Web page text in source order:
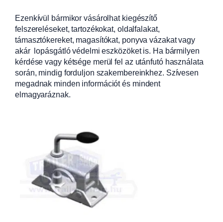
Ezenkívül bármikor vásárolhat kiegészítő
felszereléseket, tartozékokat, oldalfalakat,
támasztókereket, magasítókat, ponyva vázakat vagy
akár lopásgátló védelmi eszközöket is. Ha bármilyen
kérdése vagy kétsége merül fel az utánfutó használata
során, mindig forduljon szakembereinkhez. Szívesen
megadnak minden információt és mindent
elmagyaráznak.